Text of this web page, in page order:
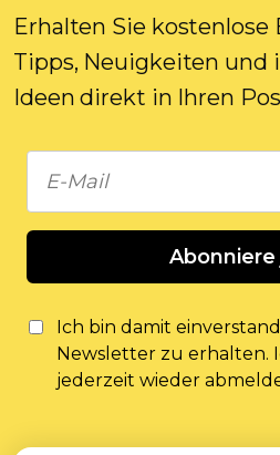
Erhalten Sie kostenlose
Tipps, Neuigkeiten und
Ideen direkt in Ihren
Ich bin damit
Newsletter zu erhalten.
jederzeit wieder